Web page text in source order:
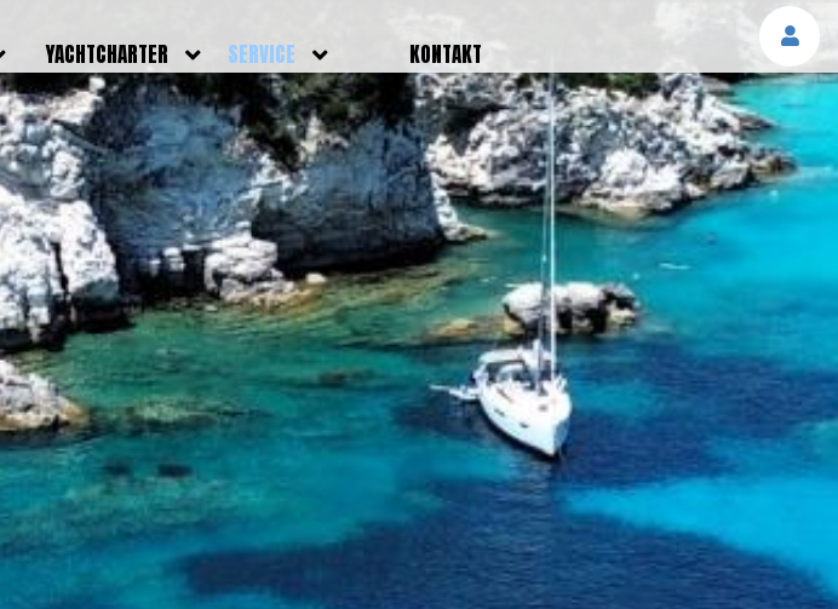
YACHTCHARTER
EIGENE YACHTEN
BELEGUNGSPLAN EIGENE
YACHTEN
WELTWEITE
YACHTCHARTER
REVIERINFOS
FAQ
SERVICE
LEISTUNGEN
TEAM
VIDEOS
NEWSLETTER
BLOG
ERFOLGSMELDUNGEN
KONTAKT